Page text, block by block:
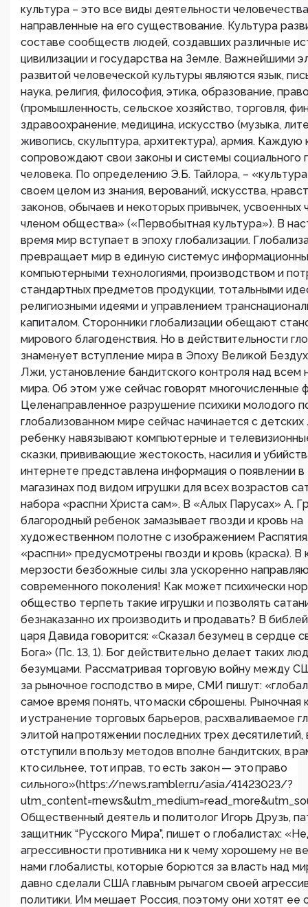
культура – это все виды деятельности
направленные на его существование. Культура
составе сообществ людей, создавших различные
цивилизации и государства на Земле. Важнейшими
развитой человеческой культуры являются язык,
наука, религия, философия, этика, образование,
(промышленность, сельское хозяйство, торговля,
здравоохранение, медицина, искусство (музыка,
живопись, скульптура, архитектура), армия. Каждую
сопровождают свои законы и системы социального
человека. По определению Э.Б. Тайлора, – «культура
своем целом из знания, верований, искусства,
законов, обычаев и некоторых привычек, усвоенных
членом общества» («Первобытная культура»). В
время мир вступает в эпоху глобализации.
превращает мир в единую системуc
компьютерными технологиями, производством и
стандартных предметов продукции, тотальными
религиозными идеями и управлением
капиталом. Сторонники глобализации обещают
мирового благоденствия. Но в действительности
знаменует вступление мира в Эпоху Великой
Лжи, установление бандитского контроля над всем
мира. Об этом уже сейчас говорят многочисленные
Целенаправленное разрушение психики молодого
глобализованном мире сейчас начинается с детских
ребенку навязывают компьютерные и
сказки, прививающие жестокость, насилия и
интернете представлена информация о появлении в
магазинах под видом игрушки для всех возрастов
набора «распни Христа сам». В «Алых Парусах» А.
благородный ребенок замазывает гвозди и кровь на
художественном полотне с изображением
«распни» предусмотрены гвозди и кровь (краска). В
мерзости безбожные силы зла ускоренно
современного поколения! Как может психически
общество терпеть такие игрушки и позволять
безнаказанно их производить и продавать? В
царя Давида говорится: «Сказал безумец в сердце
Бога» (Пс. 13, 1). Бог действительно делает таких
безумцами. Рассматривая торговую войну между
за рыночное господство в мире, СМИ пишут:
самое время понять, что маски сброшены. Рыночная
и устранение торговых барьеров, расхваливаемое
элитой на протяжении последних трех десятилетий,
отступили в пользу методов вполне бандитских, в
кто сильнее, тот и прав, то есть закон — это право
сильного»(https://news.rambler.ru/asia/41423023/?
Общественный деятель и политолог Игорь Друзь,
защитник “Русского Мира”, пишет о глобалистах:
агрессивности противника ни к чему хорошему не
нами глобалисты, которые борются за власть над
давно сделали США главным рычагом своей
политики. Им мешает Россия, поэтому они хотят ее